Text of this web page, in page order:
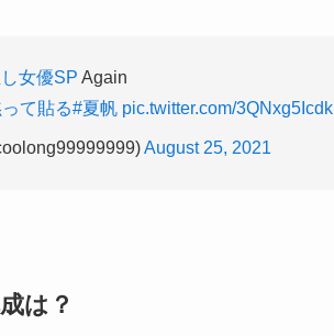
女優SP Again
て貼る#夏帆 pic.twitter.com/3QNxg5Icdk
August 25, 2021
は？